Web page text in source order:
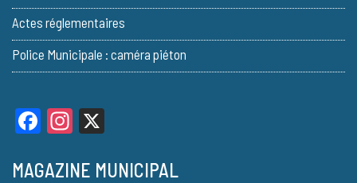
Actes réglementaires
Police Municipale : caméra piéton
FacebookInstagram
MAGAZINE MUNICIPAL